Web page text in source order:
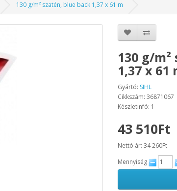
130 g/m² szatén, blue back 1,37 x 61 m
130 g/
1,37 x 61
Gyártó: SIHL
Cikkszám: 36871067
Készletinfó: 1
43 510Ft
Nettó ár: 34 260Ft
Mennyiség